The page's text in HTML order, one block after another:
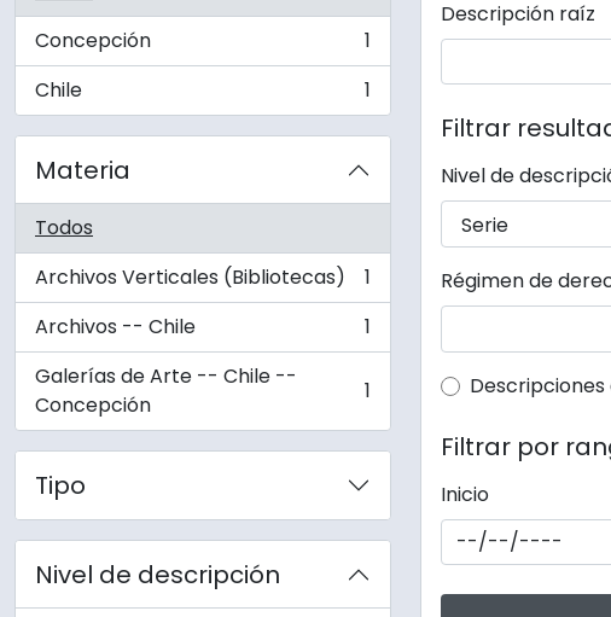
Concepción
, 1 resultados
1
Chile
, 1 resultados 1
Materia
Todos
Archivos Verticales (Bibliotecas)
, 1 resultados
1
Archivos -- Chile
, 1 resultados
1
Galerías de Arte -- Chile --
Concepción
, 1 resultados 1
Tipo
Nivel de descripción
Descripción raíz
Filtrar
Nivel de
Régimen de
Top-level
Filtrar por
Inicio